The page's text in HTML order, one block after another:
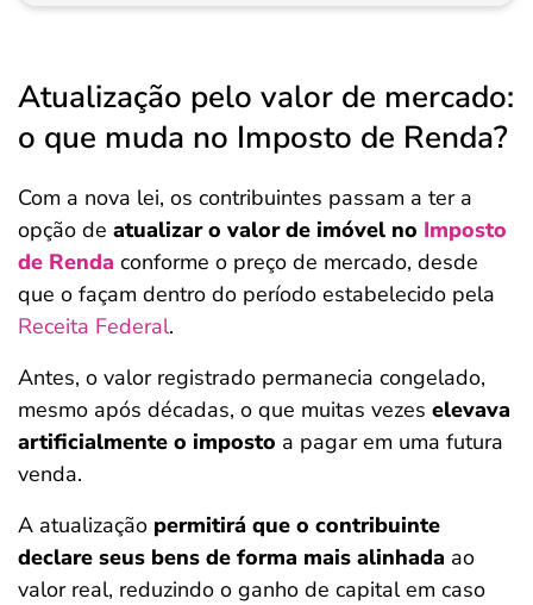
Atualização pelo valor de mercado:
o que muda no Imposto de Renda?
Com a nova lei, os contribuintes passam a ter a
opção de atualizar o valor de imóvel no Imposto
de Renda conforme o preço de mercado, desde
que o façam dentro do período estabelecido pela
Receita Federal.
Antes, o valor registrado permanecia congelado,
mesmo após décadas, o que muitas vezes elevava
artificialmente o imposto a pagar em uma futura
venda.
A atualização permitirá que o contribuinte
declare seus bens de forma mais alinhada ao
valor real, reduzindo o ganho de capital em caso